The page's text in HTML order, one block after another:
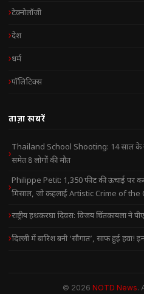
टेक्नोलॉजी
देश
धर्म
पॉलिटिक्स
ताज़ा खबरें
Thailand School Shooting: 14 साल के
समेत 8 लोगों की मौत
Philippe Petit: 1,350 फीट की ऊंचाई पर
मिसाल, जो कहलाई Artistic Crime of the
राष्ट्रीय हथकरघा दिवस: विजय चिंतकायला ने
दिल्ली में बारिश बनी ‘सौगात’, साफ हुई
© 2026 NOTD News.